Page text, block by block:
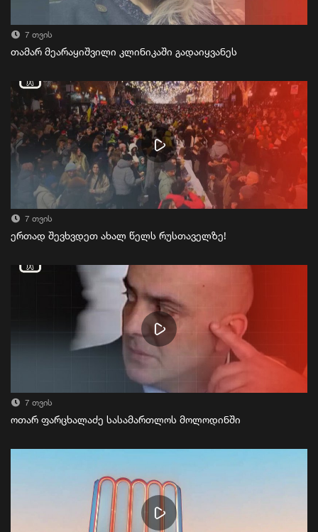
7 თვის
თამარ მეარაყიშვილი კლინიკაში გადაიყვანეს
7 თვის
ერთად შევხვდეთ ახალ წელს რუსთაველზე!
7 თვის
ოთარ ფარცხალაძე სასამართლოს მოლოდინში